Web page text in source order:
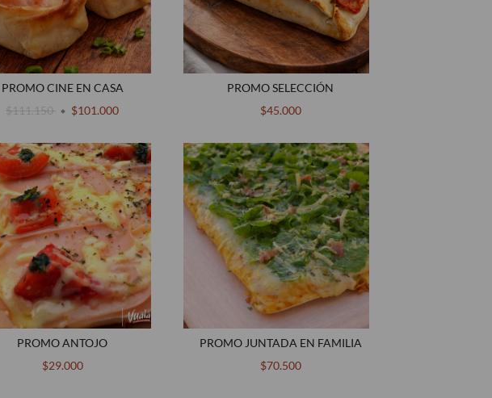
PROMO CINE EN CASA
$111.150
$101.000
PROMO SELECCIÓN
$45.000
PROMO ANTOJO
$29.000
PROMO JUNTADA EN FAMILIA
$70.500